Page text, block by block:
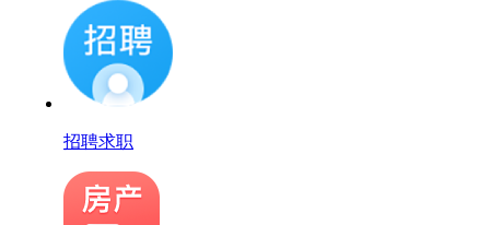
招聘求职